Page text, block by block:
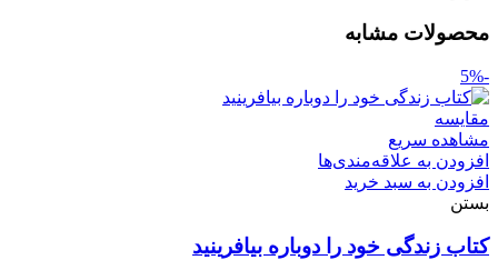
محصولات مشابه
-5%
مقایسه
مشاهده سریع
افزودن به علاقه‌مندی‌ها
افزودن به سبد خرید
بستن
کتاب زندگی خود را دوباره بیافرینید